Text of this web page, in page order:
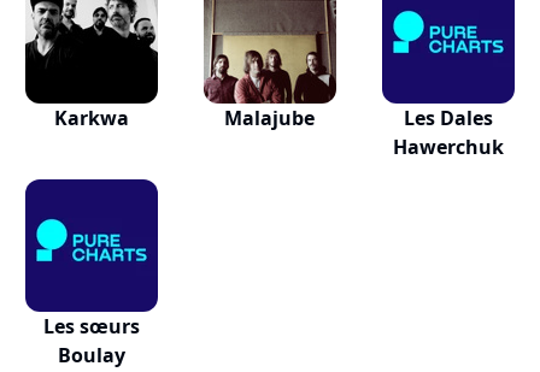
Karkwa Malajube
Les Dales
Hawerchuk
Les sœurs
Boulay